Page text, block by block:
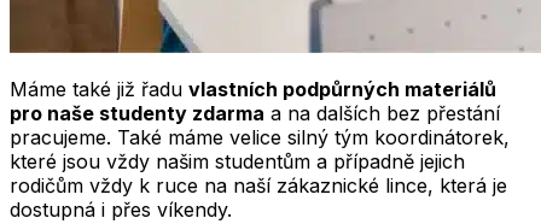
Máme také již řadu vlastních podpůrných materiálů
pro naše studenty zdarma a na dalších bez přestání
pracujeme. Také máme velice silný tým koordinátorek,
které jsou vždy našim studentům a případně jejich
rodičům vždy k ruce na naší zákaznické lince, která je
dostupná i přes víkendy.